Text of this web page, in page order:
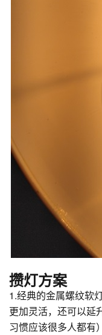
攒灯方案
1.经典的金属螺纹软
更加灵活，还可以延
习惯应该很多人都有